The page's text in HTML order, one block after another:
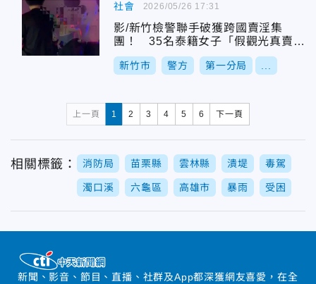
社會
影/新竹檢警聯手破獲跨國賣淫集
團！ 35名泰籍女子「假觀光真賣
身」
新竹市 警方 第一分局
2026/05/26 17:31
上一頁 1 2 3 4 5 6 下一頁
相關標籤： 消防局 苗栗縣 雲林縣 潰堤 毒駕
濁口溪 六龜區 高雄市 暴雨 受困
新聞、影音、節目、直播、社群及App都深獲網友喜愛，在全